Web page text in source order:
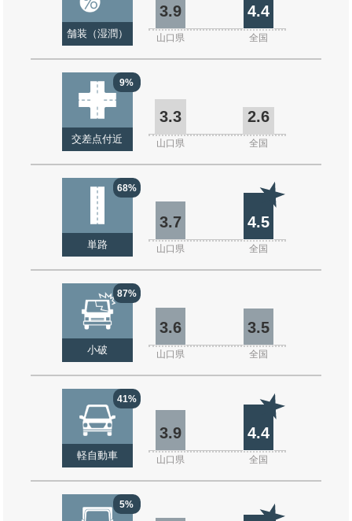
舗装（湿潤）
3.9 4.4
山口県 全国
9%
交差点付近
3.3 2.6
山口県 全国
68%
単路
3.7 4.5
山口県 全国
87%
小破
3.6 3.5
山口県 全国
41%
軽自動車
3.9 4.4
山口県 全国
5%